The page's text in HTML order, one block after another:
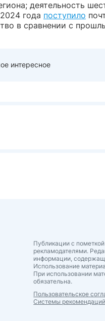
деятельность
года поступило
в сравнении с
интересное
Публикации с
рекламодателями.
информации,
Использование
При использовании
обязательна.
Пользовательское
Системы рекомендаций